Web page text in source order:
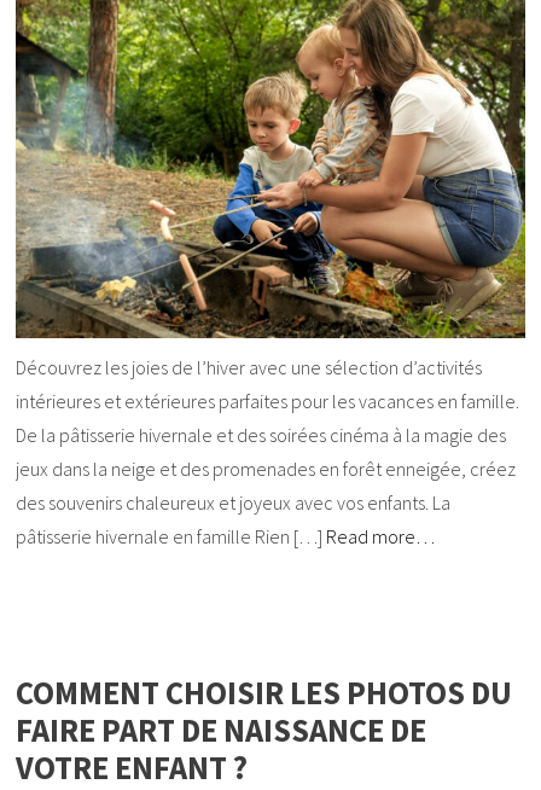
Découvrez les joies de l’hiver avec une sélection d’activités
intérieures et extérieures parfaites pour les vacances en famille.
De la pâtisserie hivernale et des soirées cinéma à la magie des
jeux dans la neige et des promenades en forêt enneigée, créez
des souvenirs chaleureux et joyeux avec vos enfants. La
pâtisserie hivernale en famille Rien […] Read more…
COMMENT CHOISIR LES PHOTOS DU
FAIRE PART DE NAISSANCE DE
VOTRE ENFANT ?